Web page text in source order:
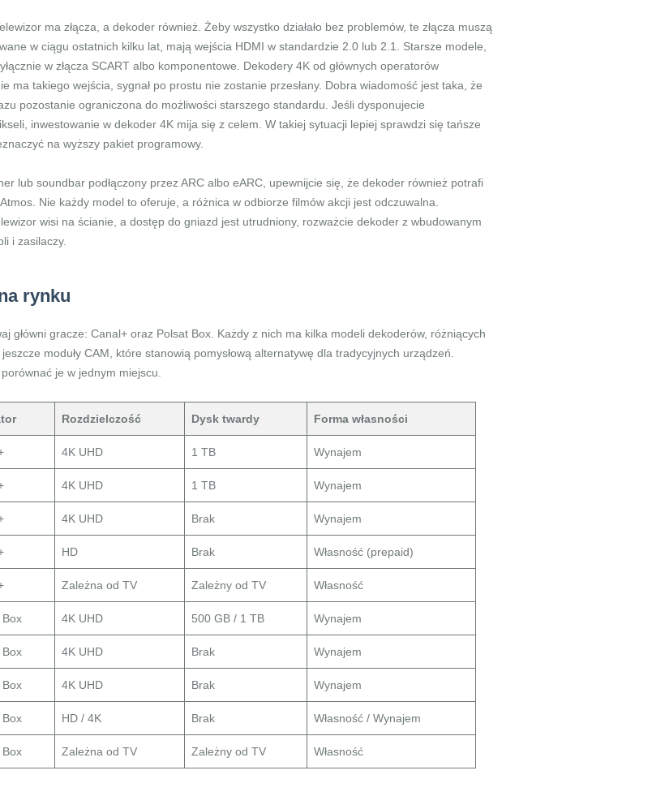
ma złącza, a dekoder również. Żeby wszystko działało bez problemów, te złącza muszą
w ciągu ostatnich kilku lat, mają wejścia HDMI w standardzie 2.0 lub 2.1. Starsze modele,
w złącza SCART albo komponentowe. Dekodery 4K od głównych operatorów
ma takiego wejścia, sygnał po prostu nie zostanie przesłany. Dobra wiadomość jest taka, że
pozostanie ograniczona do możliwości starszego standardu. Jeśli dysponujecie
inwestowanie w dekoder 4K mija się z celem. W takiej sytuacji lepiej sprawdzi się tańsze
na wyższy pakiet programowy.
lub soundbar podłączony przez ARC albo eARC, upewnijcie się, że dekoder również potrafi
Nie każdy model to oferuje, a różnica w odbiorze filmów akcji jest odczuwalna.
wisi na ścianie, a dostęp do gniazd jest utrudniony, rozważcie dekoder z wbudowanym
i zasilaczy.
rynku
główni gracze: Canal+ oraz Polsat Box. Każdy z nich ma kilka modeli dekoderów, różniących
moduły CAM, które stanowią pomysłową alternatywę dla tradycyjnych urządzeń.
je w jednym miejscu.
Rozdzielczość Dysk twardy Forma własności
4K UHD 1 TB Wynajem
4K UHD 1 TB Wynajem
4K UHD Brak Wynajem
HD Brak Własność (prepaid)
Zależna od TV Zależny od TV Własność
Box 4K UHD 500 GB / 1 TB Wynajem
Box 4K UHD Brak Wynajem
Box 4K UHD Brak Wynajem
Box HD / 4K Brak Własność / Wynajem
Box Zależna od TV Zależny od TV Własność